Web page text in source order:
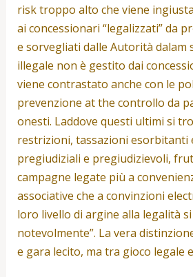
risk troppo alto che viene
ai concessionari “legalizzati” da
e sorvegliati dalle Autorità dalam
illegale non è gestito dai
viene contrastato anche con le
prevenzione at the controllo da
onesti. Laddove questi ultimi si
restrizioni, tassazioni esorbitanti
pregiudiziali e pregiudizievoli,
campagne legate più a
associative che a convinzioni
loro livello di argine alla legalità
notevolmente”. La vera
e gara lecito, ma tra gioco legale